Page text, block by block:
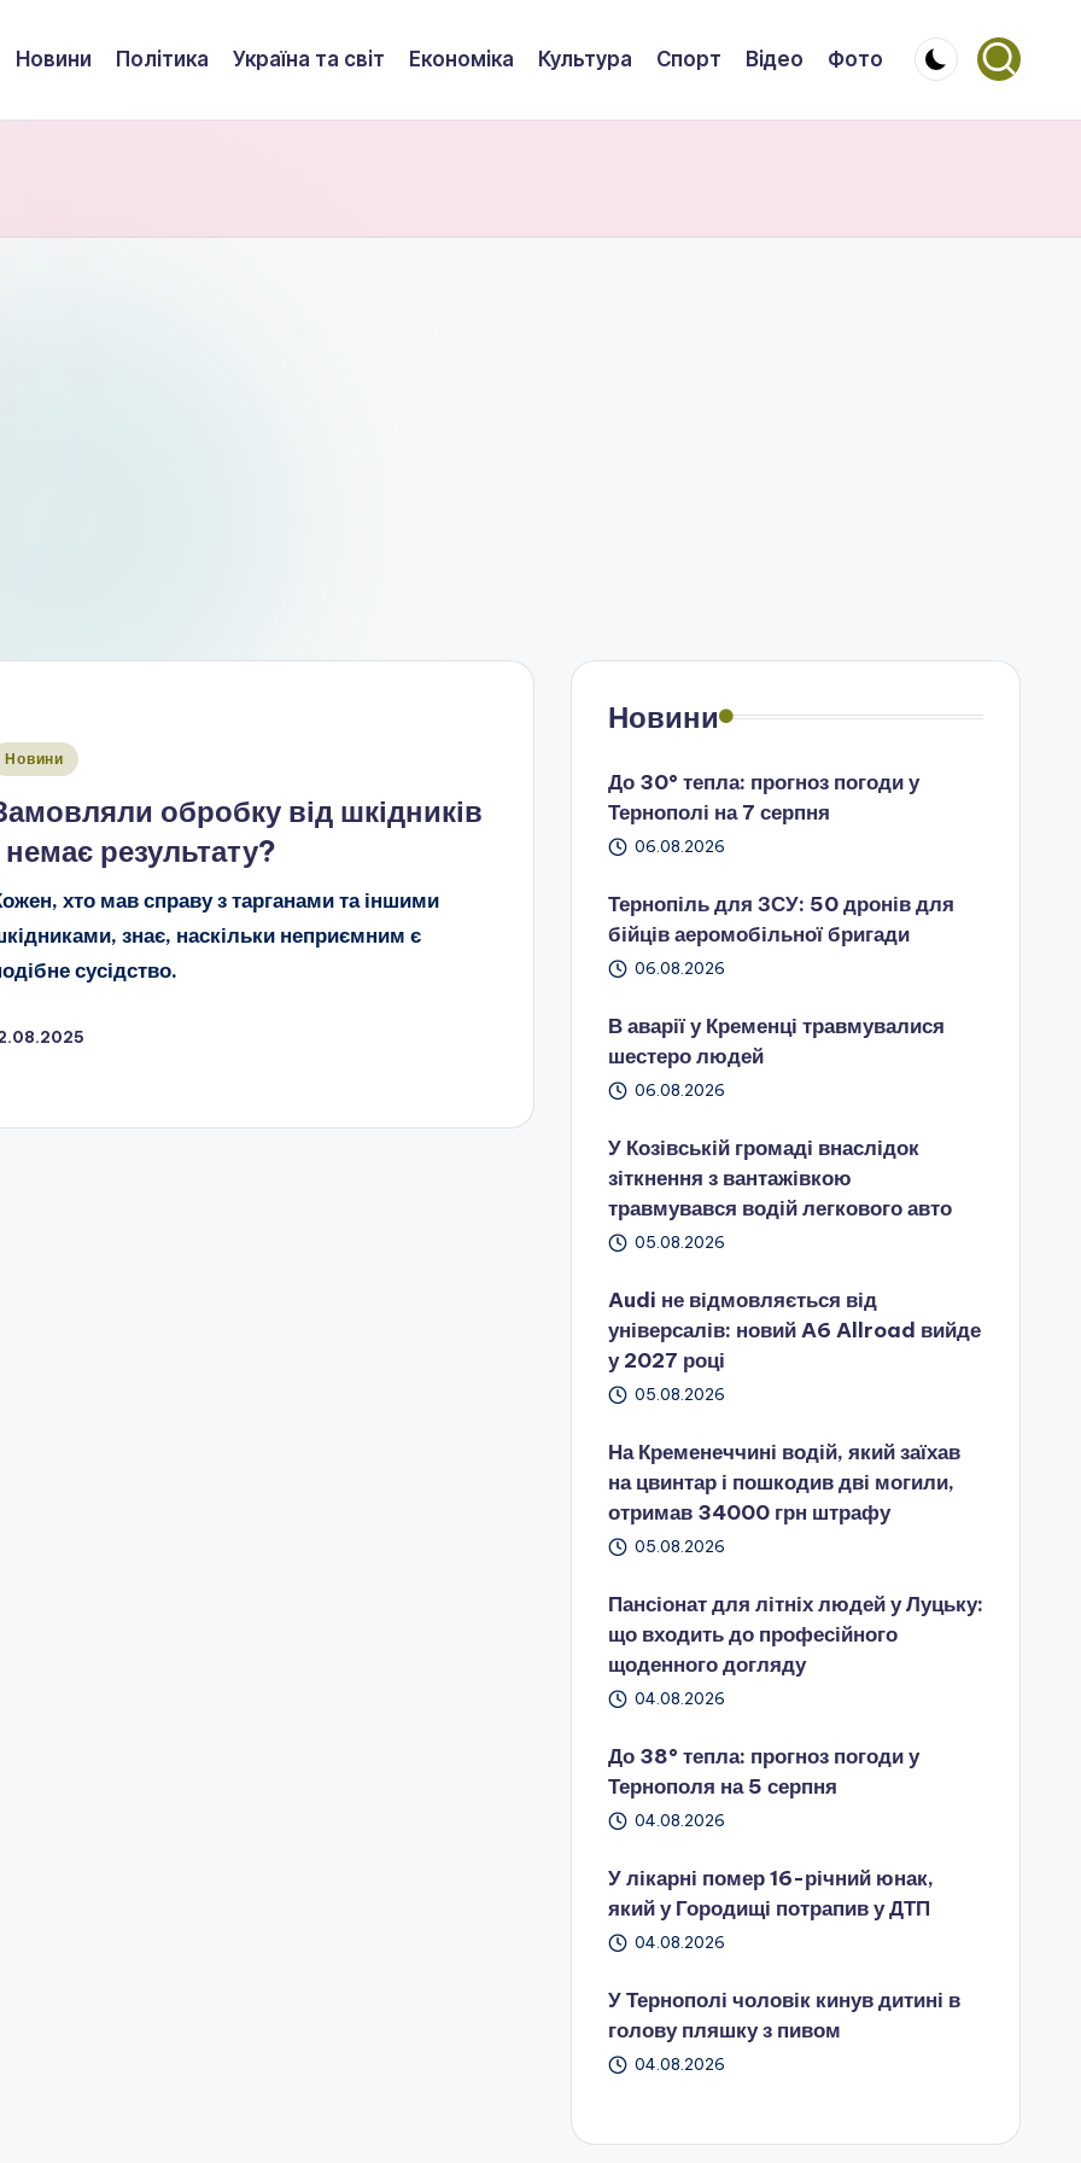
Новини Політика Україна та світ Економіка Культура Спорт Відео Фото
Новини
обробку від шкідників
немає результату?
хто мав справу з тарганами та іншими
знає, наскільки неприємним є
сусідство.
Новини
До 30° тепла: прогноз погоди у
Тернополі на 7 серпня
06.08.2026
Тернопіль для ЗСУ: 50 дронів для
бійців аеромобільної бригади
06.08.2026
В аварії у Кременці травмувалися
шестеро людей
06.08.2026
У Козівській громаді внаслідок
зіткнення з вантажівкою
травмувався водій легкового авто
05.08.2026
Audi не відмовляється від
універсалів: новий A6 Allroad вийде
у 2027 році
05.08.2026
На Кременеччині водій, який заїхав
на цвинтар і пошкодив дві могили,
отримав 34000 грн штрафу
05.08.2026
Пансіонат для літніх людей у Луцьку:
що входить до професійного
щоденного догляду
04.08.2026
До 38° тепла: прогноз погоди у
Тернополя на 5 серпня
04.08.2026
У лікарні помер 16-річний юнак,
який у Городищі потрапив у ДТП
04.08.2026
У Тернополі чоловік кинув дитині в
голову пляшку з пивом
04.08.2026